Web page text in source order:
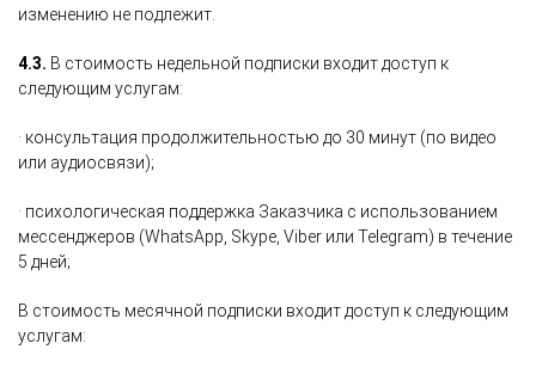
изменению не подлежит.
4.3. В стоимость недельной подписки входит доступ к
следующим услугам:
· консультация продолжительностью до 30 минут (по видео
или аудиосвязи);
· психологическая поддержка Заказчика с использованием
мессенджеров (WhatsApp, Skype, Viber или Telegram) в течение
5 дней;
В стоимость месячной подписки входит доступ к следующим
услугам: